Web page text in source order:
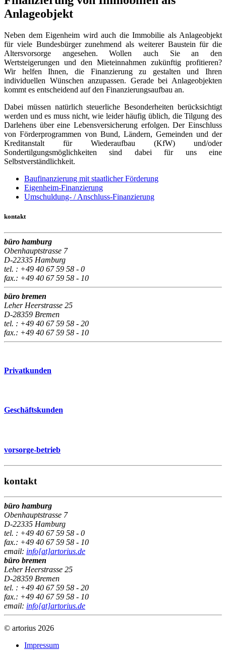
Anlageobjekt
Neben dem Eigenheim wird auch die Immobilie als Anlageobjekt
für viele Bundesbürger zunehmend als weiterer Baustein für die
Altersvorsorge angesehen. Wollen auch Sie an den
Wertsteigerungen und den Mieteinnahmen zukünftig profitieren?
Wir helfen Ihnen, die Finanzierungzu gestalten und Ihren
individuellen Wünschen anzupassen. Gerade bei Anlageobjekten
kommt es entscheidend auf den Finanzierungsaufbau an.
Dabei müssen natürlich steuerliche Besonderheiten berücksichtigt
werden und es muss nicht, wie leider häufig üblich, die Tilgung des
Darlehens über eine Lebensversicherung erfolgen. Der Einschluss
von Förderprogrammen von Bund, Ländern, Gemeinden und der
Kreditanstalt für Wiederaufbau (KfW) und/oder
Sondertilgungsmöglichkeiten sind dabei für uns eine
Selbstverständlichkeit.
Baufinanzierung mit staatlicher Förderung
Eigenheim-Finanzierung
Umschuldung- / Anschluss-Finanzierung
kontakt
büro hamburg
Obenhauptstrasse 7
D-22335 Hamburg
tel. : +49 40 67 59 58 - 0
fax.: +49 40 67 59 58 - 10
büro bremen
Leher Heerstrasse 25
D-28359 Bremen
tel. : +49 40 67 59 58 - 20
fax.: +49 40 67 59 58 - 10
Privatkunden
Geschäftskunden
vorsorge-betrieb
kontakt
büro hamburg
Obenhauptstrasse 7
D-22335 Hamburg
tel. : +49 40 67 59 58 - 0
fax.: +49 40 67 59 58 - 10
email: info[at]artorius.de
büro bremen
Leher Heerstrasse 25
D-28359 Bremen
tel. : +49 40 67 59 58 - 20
fax.: +49 40 67 59 58 - 10
email: info[at]artorius.de
© artorius 2026
Impressum